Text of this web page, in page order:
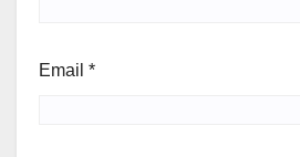
Email *